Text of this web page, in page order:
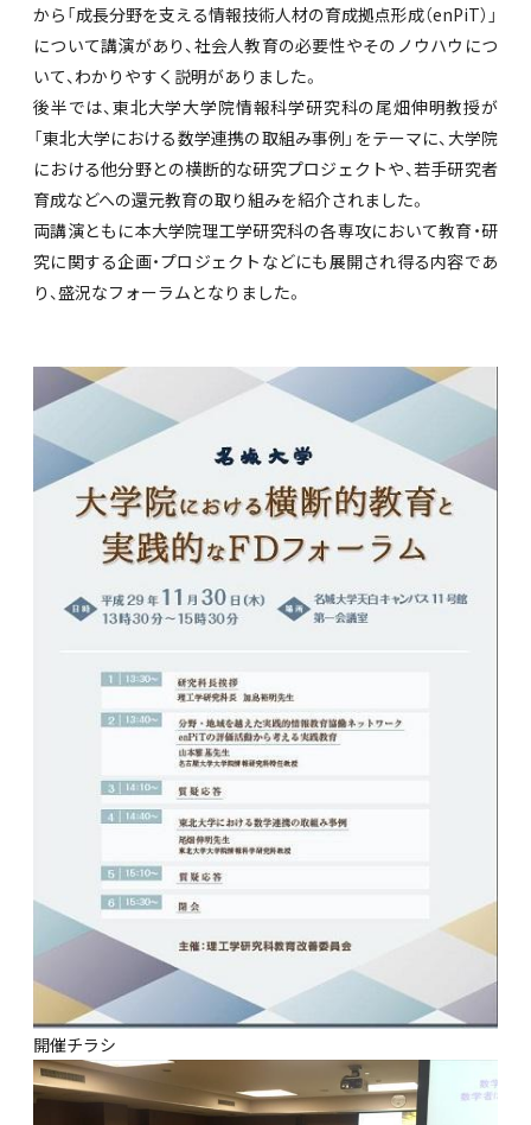
から「成長分野を支える情報技術人材の育成拠点形成（enPiT）」
について講演があり、社会人教育の必要性やそのノウハウにつ
いて、わかりやすく説明がありました。
後半では、東北大学大学院情報科学研究科の尾畑伸明教授が
「東北大学における数学連携の取組み事例」をテーマに、大学院
における他分野との横断的な研究プロジェクトや、若手研究者
育成などへの還元教育の取り組みを紹介されました。
両講演ともに本大学院理工学研究科の各専攻において教育・研
究に関する企画・プロジェクトなどにも展開され得る内容であ
り、盛況なフォーラムとなりました。
開催チラシ